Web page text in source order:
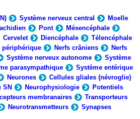
Système nerveux central
Moelle
Pont
Mésencéphale
Cervelet Diencéphale
Télencéphale
périphérique
Nerfs crâniens
Nerfs
Système nerveux autonome
Système
parasympathique
Système entérique
Neurones
Cellules gliales (névroglie)
SN
Neurophysiologie
Potentiels
membranaires
Transporteurs
Neurotransmetteurs Synapses